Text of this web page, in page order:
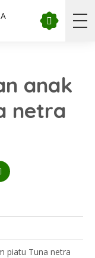
anak
netra
piatu Tuna netra